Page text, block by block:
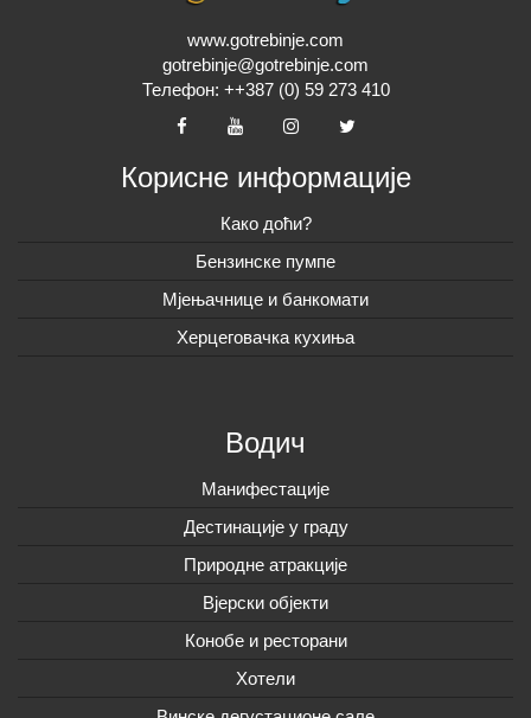
www.gotrebinje.com
gotrebinje@gotrebinje.com
Телефон: ++387 (0) 59 273 410
Корисне информације
Како доћи?
Бензинске пумпе
Мјењачнице и банкомати
Херцеговачка кухиња
Водич
Манифестације
Дестинације у граду
Природне атракције
Вјерски објекти
Конобе и ресторани
Хотели